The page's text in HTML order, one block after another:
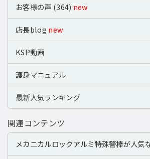
お客様の声 (364) new
店長blog new
KSP動画
護身マニュアル
最新人気ランキング
関連コンテンツ
メカニカルロックアルミ特殊警棒が人気